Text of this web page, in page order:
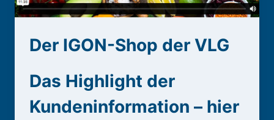
Der IGON-Shop der VLG
Das Highlight der
Kundeninformation – hier